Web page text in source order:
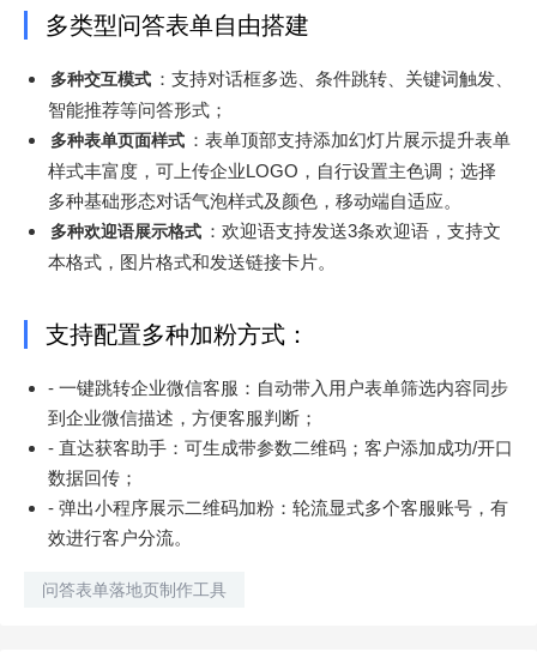
多类型问答表单自由搭建
多种交互模式 ：支持对话框多选、条件跳转、关键词触发、
智能推荐等问答形式；
多种表单页面样式 ：表单顶部支持添加幻灯片展示提升表单
样式丰富度，可上传企业LOGO，自行设置主色调；选择
多种基础形态对话气泡样式及颜色，移动端自适应。
多种欢迎语展示格式 ：欢迎语支持发送3条欢迎语，支持文
本格式，图片格式和发送链接卡片。
支持配置多种加粉方式：
- 一键跳转企业微信客服：自动带入用户表单筛选内容同步
到企业微信描述，方便客服判断；
- 直达获客助手：可生成带参数二维码；客户添加成功/开口
数据回传；
- 弹出小程序展示二维码加粉：轮流显式多个客服账号，有
效进行客户分流。
问答表单落地页制作工具